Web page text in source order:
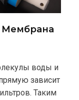
Мембрана
воды и
зависит
Таким